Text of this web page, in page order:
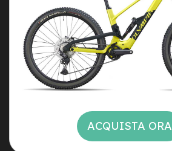
o
r
e
a
m
z
ACQUISTA ORA